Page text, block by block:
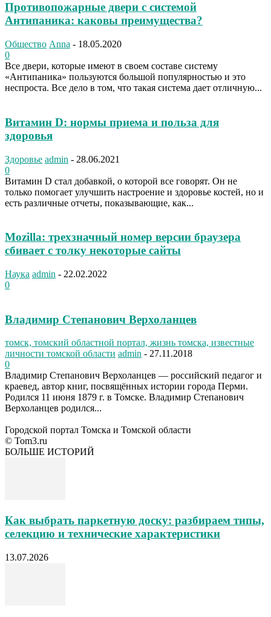
Противопожарные двери с системой
Антипаника: каковы преимущества?
Общество Anna - 18.05.2020
0
Все двери, которые имеют в своем составе систему
«Антипаника» пользуются большой популярностью и это
неспроста. Все дело в том, что такая система дает отличную...
Витамин D: нормы приема и польза для
здоровья
Здоровье admin - 28.06.2021
0
Витамин D стал добавкой, о которой все говорят. Он не
только помогает улучшить настроение и здоровье костей, но и
есть различные отчеты, показывающие, как...
Mozilla: трехзначный номер версии браузера
сбивает с толку некоторые сайты
Наука admin - 22.02.2022
0
Владимир Степанович Верхоланцев
томск, томский областной портал, жизнь томска, известные
личности томской области admin - 27.11.2018
0
Владимир Степанович Верхоланцев — российский педагог и
краевед, автор книг, посвящённых истории города Перми.
Родился 11 июня 1879 г. в Томске. Владимир Степанович
Верхоланцев родился...
Городской портал Томска и Томской области
© Tom3.ru
БОЛЬШЕ ИСТОРИЙ
Как выбрать паркетную доску: разбираем типы,
селекцию и технические характеристики
13.07.2026